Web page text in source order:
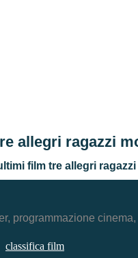
allegri ragazzi
film tre allegri
programmazione
classifica film